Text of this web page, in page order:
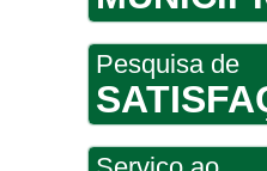
Pesquisa de